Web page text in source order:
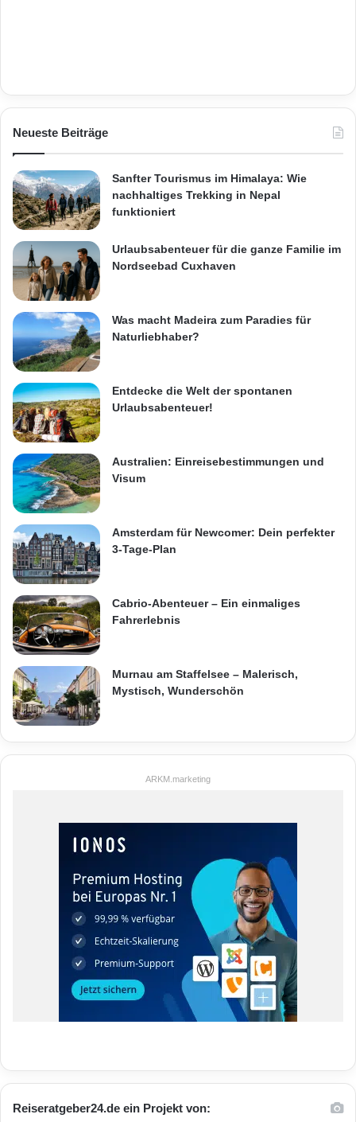
Neueste Beiträge
Sanfter Tourismus im Himalaya: Wie
nachhaltiges Trekking in Nepal
funktioniert
Urlaubsabenteuer für die ganze Familie im
Nordseebad Cuxhaven
Was macht Madeira zum Paradies für
Naturliebhaber?
Entdecke die Welt der spontanen
Urlaubsabenteuer!
Australien: Einreisebestimmungen und
Visum
Amsterdam für Newcomer: Dein perfekter
3-Tage-Plan
Cabrio-Abenteuer – Ein einmaliges
Fahrerlebnis
Murnau am Staffelsee – Malerisch,
Mystisch, Wunderschön
ARKM.marketing
Reiseratgeber24.de ein Projekt von: